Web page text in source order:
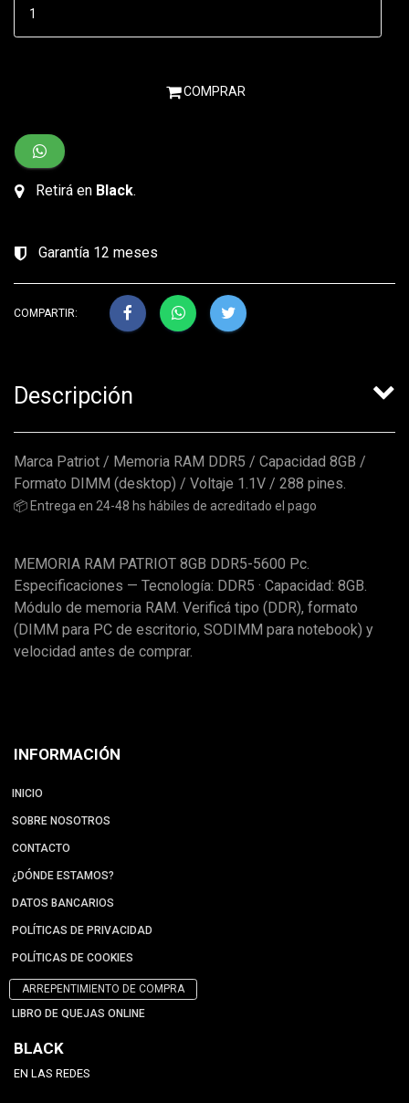
COMPRAR
Retirá en Black.
Garantía 12 meses
COMPARTIR:
Descripción
Marca Patriot / Memoria RAM DDR5 / Capacidad 8GB /
Formato DIMM (desktop) / Voltaje 1.1V / 288 pines.
📦 Entrega en 24-48 hs hábiles de acreditado el pago
MEMORIA RAM PATRIOT 8GB DDR5-5600 Pc.
Especificaciones — Tecnología: DDR5 · Capacidad: 8GB.
Módulo de memoria RAM. Verificá tipo (DDR), formato
(DIMM para PC de escritorio, SODIMM para notebook) y
velocidad antes de comprar.
INFORMACIÓN
INICIO
SOBRE NOSOTROS
CONTACTO
¿DÓNDE ESTAMOS?
DATOS BANCARIOS
POLÍTICAS DE PRIVACIDAD
POLÍTICAS DE COOKIES
ARREPENTIMIENTO DE COMPRA
LIBRO DE QUEJAS ONLINE
BLACK
EN LAS REDES